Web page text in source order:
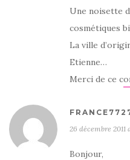
Une noisette
cosmétiques
La ville
Etienne…
Merci de ce
26 décembre 2011
Bonjour,